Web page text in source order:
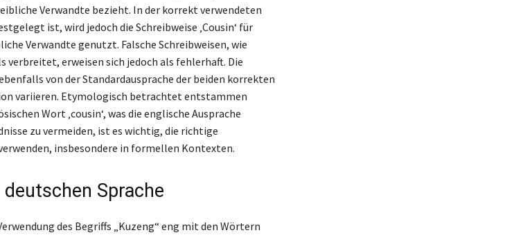
Verwandte bezieht. In der korrekt verwendeten
ist, wird jedoch die Schreibweise ‚Cousin‘ für
Verwandte genutzt. Falsche Schreibweisen, wie
verbreitet, erweisen sich jedoch als fehlerhaft. Die
von der Standardausprache der beiden korrekten
variieren. Etymologisch betrachtet entstammen
Wort ‚cousin‘, was die englische Ausprache
zu vermeiden, ist es wichtig, die richtige
insbesondere in formellen Kontexten.
Sprache
des Begriffs „Kuzeng“ eng mit den Wörtern